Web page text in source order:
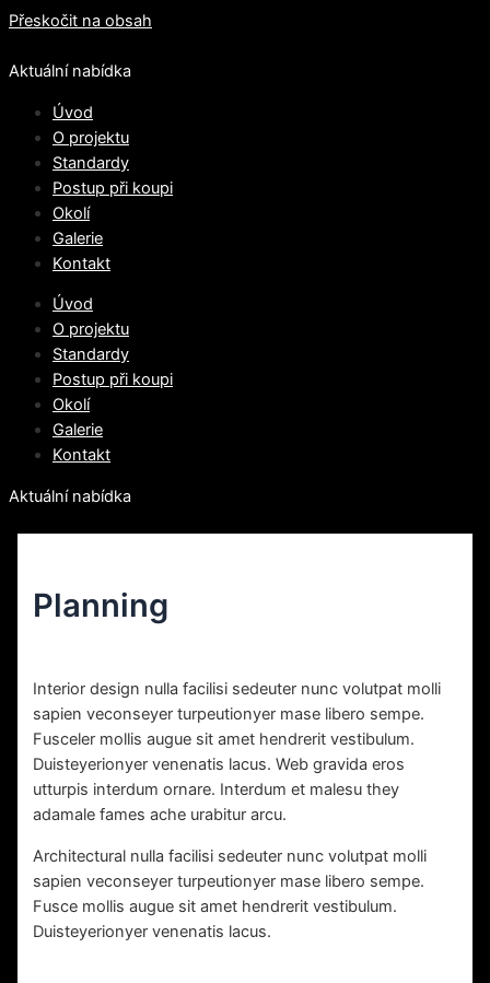
Přeskočit na obsah
Aktuální nabídka
Úvod
O projektu
Standardy
Postup při koupi
Okolí
Galerie
Kontakt
Úvod
O projektu
Standardy
Postup při koupi
Okolí
Galerie
Kontakt
Aktuální nabídka
Planning
Interior design nulla facilisi sedeuter nunc volutpat molli
sapien veconseyer turpeutionyer mase libero sempe.
Fusceler mollis augue sit amet hendrerit vestibulum.
Duisteyerionyer venenatis lacus. Web gravida eros
utturpis interdum ornare. Interdum et malesu they
adamale fames ache urabitur arcu.
Architectural nulla facilisi sedeuter nunc volutpat molli
sapien veconseyer turpeutionyer mase libero sempe.
Fusce mollis augue sit amet hendrerit vestibulum.
Duisteyerionyer venenatis lacus.